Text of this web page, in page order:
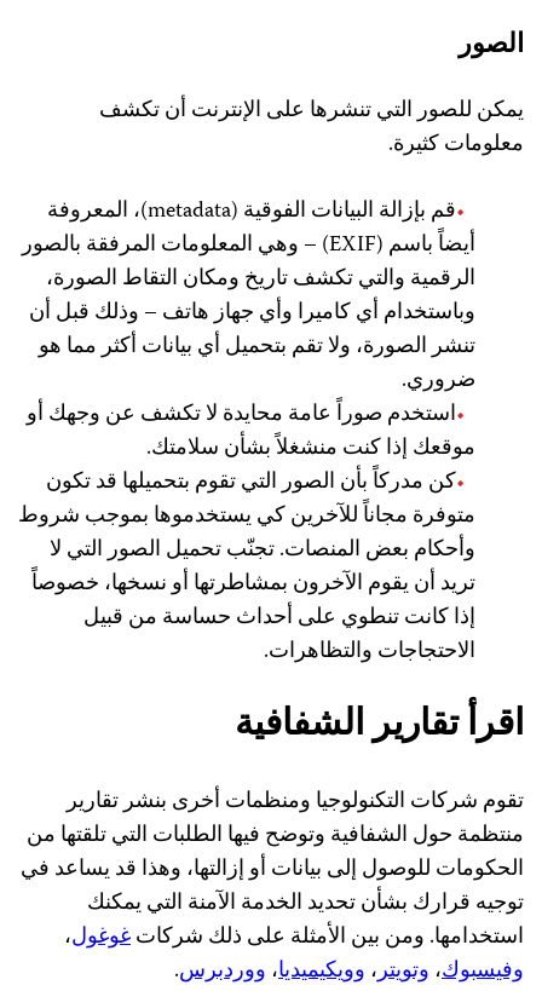
الصور
يمكن للصور التي تنشرها على الإنترنت أن تكشف
معلومات كثيرة.
قم بإزالة البيانات الفوقية (metadata)، المعروفة
أيضاً باسم (EXIF) – وهي المعلومات المرفقة بالصور
الرقمية والتي تكشف تاريخ ومكان التقاط الصورة،
وباستخدام أي كاميرا وأي جهاز هاتف – وذلك قبل أن
تنشر الصورة، ولا تقم بتحميل أي بيانات أكثر مما هو
ضروري.
استخدم صوراً عامة محايدة لا تكشف عن وجهك أو
موقعك إذا كنت منشغلاً بشأن سلامتك.
كن مدركاً بأن الصور التي تقوم بتحميلها قد تكون
متوفرة مجاناً للآخرين كي يستخدموها بموجب شروط
وأحكام بعض المنصات. تجنّب تحميل الصور التي لا
تريد أن يقوم الآخرون بمشاطرتها أو نسخها، خصوصاً
إذا كانت تنطوي على أحداث حساسة من قبيل
الاحتجاجات والتظاهرات.
اقرأ تقارير الشفافية
تقوم شركات التكنولوجيا ومنظمات أخرى بنشر تقارير
منتظمة حول الشفافية وتوضح فيها الطلبات التي تلقتها من
الحكومات للوصول إلى بيانات أو إزالتها، وهذا قد يساعد في
توجيه قرارك بشأن تحديد الخدمة الآمنة التي يمكنك
استخدامها. ومن بين الأمثلة على ذلك شركاتغوغول،
وفيسبوك، وتويتر، وويكيميديا، ووردبرس.